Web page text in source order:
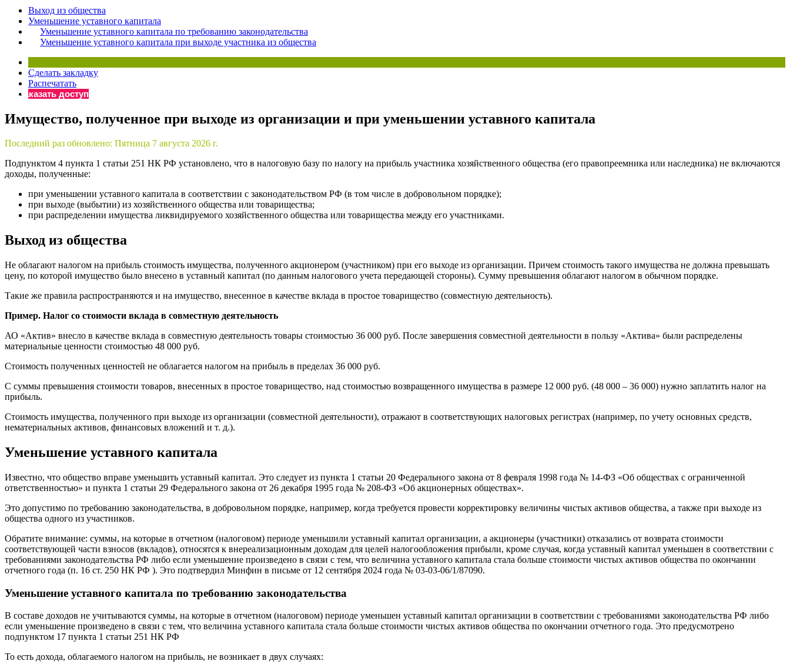
Материалы электронного журнала
Материалы электронного журнала
Выход из общества
Уменьшение уставного капитала
Уменьшение уставного капитала по требованию законодательства
Уменьшение уставного капитала при выходе участника из общества
Сделать закладку
Распечатать
Заказать доступ
Имущество, полученное при выходе из организации и при уменьшении уставного капитала
Последний раз обновлено: Пятница 7 августа 2026 г.
Подпунктом 4 пункта 1 статьи 251 НК РФ установлено, что в налоговую базу по налогу на прибыль участника хозяйственного общества (его правопреемника или наследника) не включаются
доходы, полученные:
при уменьшении уставного капитала в соответствии с законодательством РФ (в том числе в добровольном порядке);
при выходе (выбытии) из хозяйственного общества или товарищества;
при распределении имущества ликвидируемого хозяйственного общества или товарищества между его участниками.
Выход из общества
Не облагают налогом на прибыль стоимость имущества, полученного акционером (участником) при его выходе из организации. Причем стоимость такого имущества не должна превышать
цену, по которой имущество было внесено в уставный капитал (по данным налогового учета передающей стороны). Сумму превышения облагают налогом в обычном порядке.
Такие же правила распространяются и на имущество, внесенное в качестве вклада в простое товарищество (совместную деятельность).
Пример. Налог со стоимости вклада в совместную деятельность
АО «Актив» внесло в качестве вклада в совместную деятельность товары стоимостью 36 000 руб. После завершения совместной деятельности в пользу «Актива» были распределены
материальные ценности стоимостью 48 000 руб.
Стоимость полученных ценностей не облагается налогом на прибыль в пределах 36 000 руб.
С суммы превышения стоимости товаров, внесенных в простое товарищество, над стоимостью возвращенного имущества в размере 12 000 руб. (48 000 – 36 000) нужно заплатить налог на
прибыль.
Стоимость имущества, полученного при выходе из организации (совместной деятельности), отражают в соответствующих налоговых регистрах (например, по учету основных средств,
нематериальных активов, финансовых вложений и т. д.).
Уменьшение уставного капитала
Известно, что общество вправе уменьшить уставный капитал. Это следует из пункта 1 статьи 20 Федерального закона от 8 февраля 1998 года № 14-ФЗ «Об обществах с ограниченной
ответственностью» и пункта 1 статьи 29 Федерального закона от 26 декабря 1995 года № 208-ФЗ «Об акционерных обществах».
Это допустимо по требованию законодательства, в добровольном порядке, например, когда требуется провести корректировку величины чистых активов общества, а также при выходе из
общества одного из участников.
Обратите внимание: суммы, на которые в отчетном (налоговом) периоде уменьшили уставный капитал организации, а акционеры (участники) отказались от возврата стоимости
соответствующей части взносов (вкладов), относятся к внереализационным доходам для целей налогообложения прибыли, кроме случая, когда уставный капитал уменьшен в соответствии с
требованиями законодательства РФ либо если уменьшение произведено в связи с тем, что величина уставного капитала стала больше стоимости чистых активов общества по окончании
отчетного года (п. 16 ст. 250 НК РФ ). Это подтвердил Минфин в письме от 12 сентября 2024 года № 03-03-06/1/87090.
Уменьшение уставного капитала по требованию законодательства
В составе доходов не учитываются суммы, на которые в отчетном (налоговом) периоде уменьшен уставный капитал организации в соответствии с требованиями законодательства РФ либо
если уменьшение произведено в связи с тем, что величина уставного капитала стала больше стоимости чистых активов общества по окончании отчетного года. Это предусмотрено
подпунктом 17 пункта 1 статьи 251 НК РФ
То есть дохода, облагаемого налогом на прибыль, не возникает в двух случаях: